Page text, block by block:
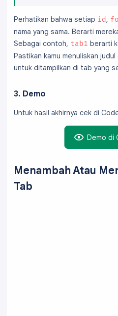
.ignielMultiTab
.ignielMultiTab
.ignielMultiTab
.ignielMultiTab
.ignielMultiTab
}
    </div>
    <div class="tab3">
    </div>
<div
(4) ISI EMPAT
    <div class="tab5">
    </div>
Perhatikan bahwa setiap id,
nama yang sama. Berarti
Sebagai contoh, tab1 berarti
Pastikan kamu menuliskan
untuk ditampilkan di tab yang
3. Demo
Untuk hasil akhirnya cek di
Demo di
Menambah Atau
Tab